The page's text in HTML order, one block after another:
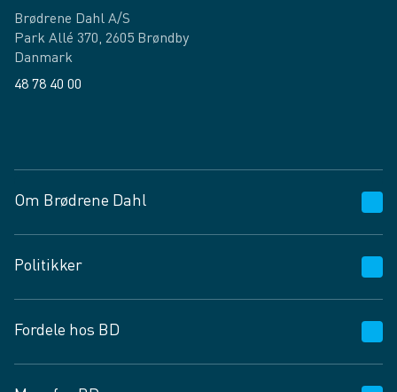
Brødrene Dahl A/S
Park Allé 370, 2605 Brøndby
Danmark
48 78 40 00
Om Brødrene Dahl
Vagttelefon 30 10 89 89
Spørgsmål og svar
Job og karriere
Fødevarekontrolrapport
Politikker
Privatlivspolitik
Cookies
Fordele hos BD